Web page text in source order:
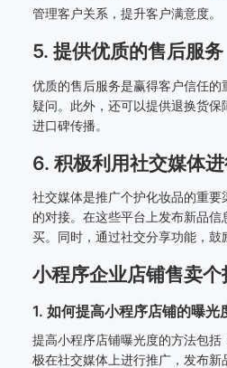
管理客户关系，提升客户满意度。
5. 提供优质的售后服务
优质的售后服务是赢得客户信任
疑问。此外，还可以提供退换货
进口碑传播。
6. 积极利用社交媒体
社交媒体是推广个护化妆品的重
的对接。在这些平台上发布新品信
买。同时，通过社交分享功能，
小程序企业店铺售卖个
1. 如何提高小程序店铺的曝光
提高小程序店铺曝光度的方法包
极在社交媒体上进行推广，发布